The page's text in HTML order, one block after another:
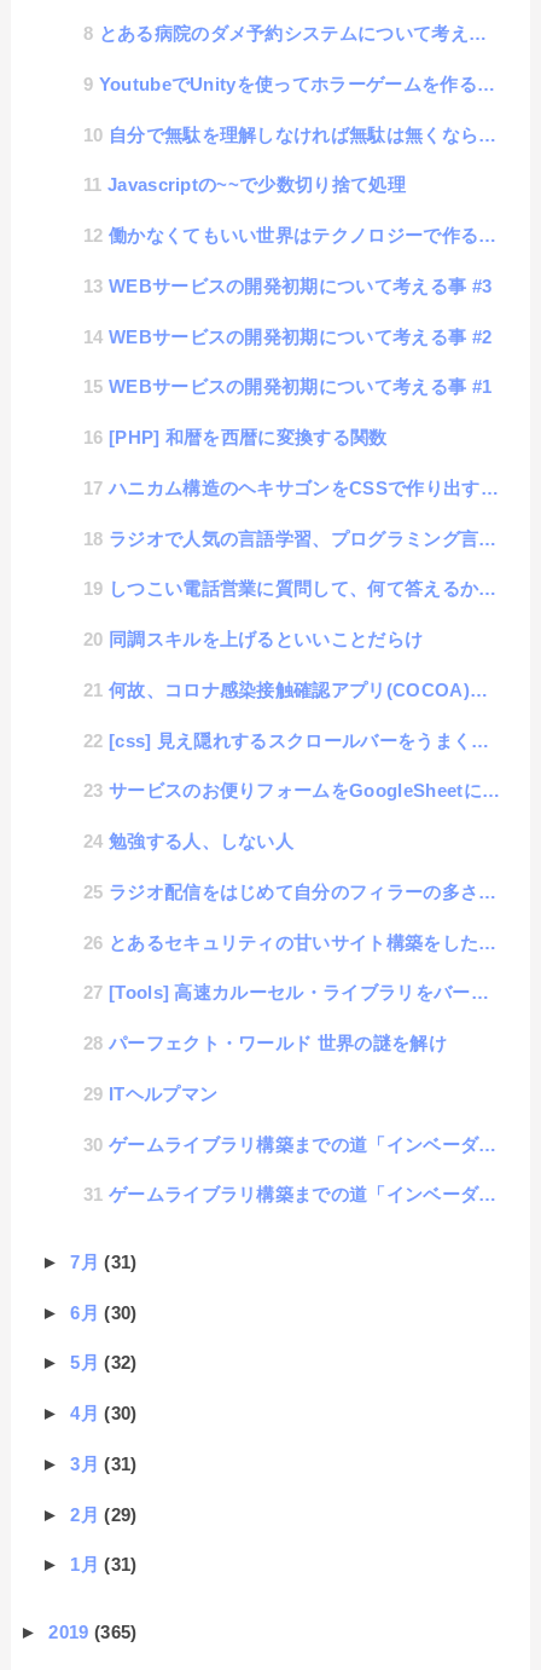
とある病院のダメ予約システムについて考える #1 発覚事例編
YoutubeでUnityを使ってホラーゲームを作る工程を紹介する、腹がよじれるほどおもろい動画
自分で無駄を理解しなければ無駄は無くならない
Javascriptの~~で少数切り捨て処理
働かなくてもいい世界はテクノロジーで作ることができるのか？
WEBサービスの開発初期について考える事 #3
WEBサービスの開発初期について考える事 #2
WEBサービスの開発初期について考える事 #1
[PHP] 和暦を西暦に変換する関数
ハニカム構造のヘキサゴンをCSSで作り出す六角形の仕組み
ラジオで人気の言語学習、プログラミング言語も学習可能なのか？
しつこい電話営業に質問して、何て答えるか選手権
同調スキルを上げるといいことだらけ
何故、コロナ感染接触確認アプリ(COCOA)は活用されないのか？
[css] 見え隠れするスクロールバーをうまくコントロールするテクニック
サービスのお便りフォームをGoogleSheetに追記
勉強する人、しない人
ラジオ配信をはじめて自分のフィラーの多さに気がついた事
とあるセキュリティの甘いサイト構築をした時の話
[Tools] 高速カルーセル・ライブラリをバージョンアップしました
パーフェクト・ワールド 世界の謎を解け
ITヘルプマン
ゲームライブラリ構築までの道「インベーダー編」#14 : 効果音の追加
ゲームライブラリ構築までの道「インベーダー編」#13 : スタート画面とゲームオーバー画面の追加
►7月(31)
►6月(30)
►5月(32)
►4月(30)
►3月(31)
►2月(29)
► 1月(31)
►2019(365)